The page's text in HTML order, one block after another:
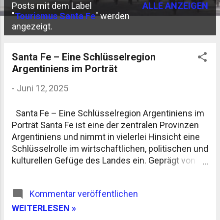
P
Posts mit dem Label
"Tourismus Santa Fe" werden
angezeigt.
ALLE ANZEIGEN
Santa Fe – Eine Schlüsselregion
Argentiniens im Porträt
- Juni 12, 2025
Santa Fe – Eine Schlüsselregion Argentiniens im
Porträt Santa Fe ist eine der zentralen Provinzen
Argentiniens und nimmt in vielerlei Hinsicht eine
Schlüsselrolle im wirtschaftlichen, politischen und
kulturellen Gefüge des Landes ein. Geprägt von
stellt Santa Fe eine der produktivsten Regionen
Argentiniens dar. Dieser Steckbrief beleuchtet die
Kommentar veröffentlichen
WEITERLESEN »